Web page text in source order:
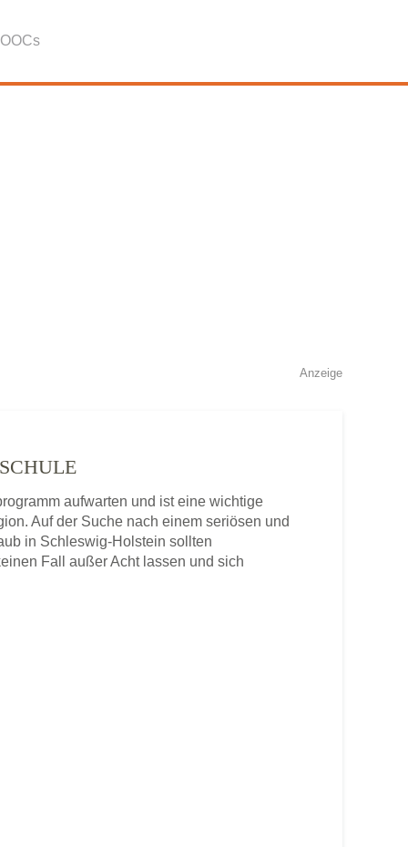
Anzeige
aufwarten und ist eine wichtige
Auf der Suche nach einem seriösen und
in Schleswig-Holstein sollten
Fall außer Acht lassen und sich